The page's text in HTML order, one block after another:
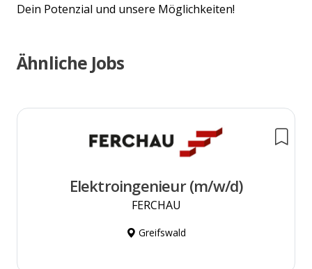
Dein Potenzial und unsere Möglichkeiten!
Ähnliche Jobs
Elektroingenieur (m/w/d)
FERCHAU
Greifswald